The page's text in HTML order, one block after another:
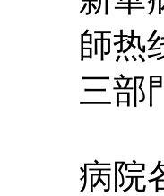
師热
三部
病院